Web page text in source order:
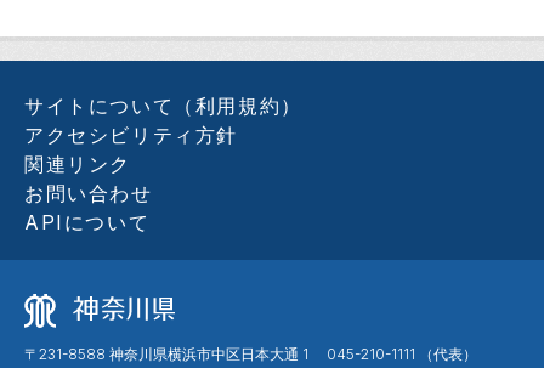
サイトについて（利用規約）
アクセシビリティ方針
関連リンク
お問い合わせ
APIについて
〒231-8588 神奈川県横浜市中区日本大通 1 045-210-1111 （代表）